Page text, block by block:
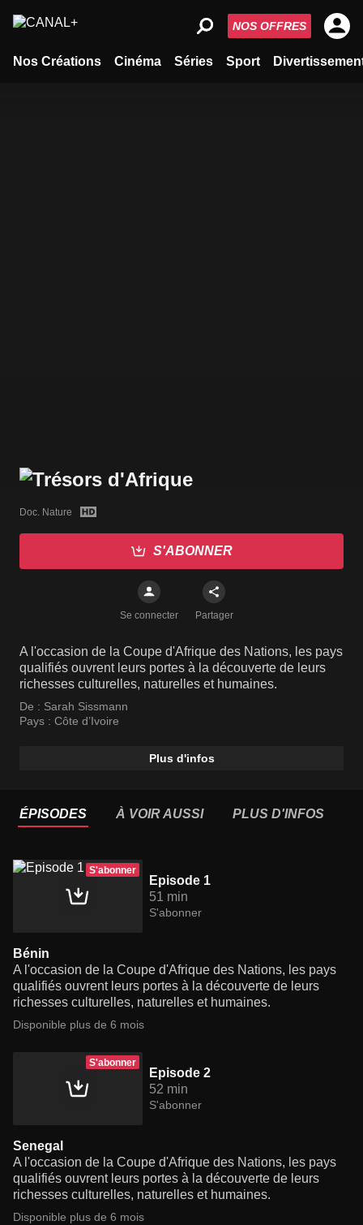
Nos Créations Cinéma Séries Sport
NOS OFFRES
Doc. Nature
S'ABONNER
Se connecter Partager
A l'occasion de la Coupe d'Afrique des Nations, les pays
qualifiés ouvrent leurs portes à la découverte de leurs
richesses culturelles, naturelles et humaines.
De : Sarah Sissmann
Pays : Côte d’Ivoire
Plus d'infos
ÉPISODES À VOIR AUSSI PLUS D'INFOS
S'abonner
Episode 1
51 min
S'abonner
Bénin
A l'occasion de la Coupe d'Afrique des Nations, les pays
qualifiés ouvrent leurs portes à la découverte de leurs
richesses culturelles, naturelles et humaines.
Disponible plus de 6 mois
S'abonner
Episode 2
52 min
S'abonner
Senegal
A l'occasion de la Coupe d'Afrique des Nations, les pays
qualifiés ouvrent leurs portes à la découverte de leurs
richesses culturelles, naturelles et humaines.
Disponible plus de 6 mois